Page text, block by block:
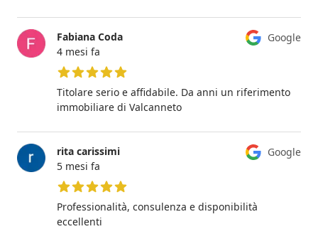
Google
Fabiana Coda
4 mesi fa
5 su 5 stelle
Titolare serio e affidabile. Da anni un riferimento
immobiliare di Valcanneto
Google
rita carissimi
5 mesi fa
5 su 5 stelle
Professionalità, consulenza e disponibilità
eccellenti